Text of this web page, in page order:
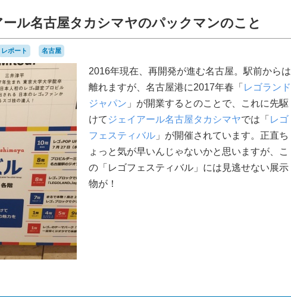
ル名古屋タカシマヤのパックマンのこと
レポート 名古屋
2016年現在、再開発が進む名古屋。駅前からは
離れますが、名古屋港に2017年春「 レゴランド
ジャパン 」が開業するとのことで、これに先駆
けて ジェイアール名古屋タカシマヤでは「 レゴ
フェスティバル 」が開催されています。正直ち
ょっと気が早いんじゃないかと思いますが、こ
の「レゴフェスティバル」には見逃せない展示
物が！